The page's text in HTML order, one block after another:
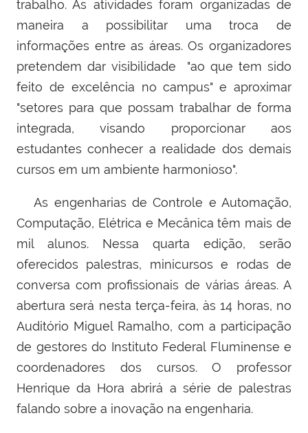
trabalho. As atividades foram organizadas de
maneira a possibilitar uma troca de
informações entre as áreas. Os organizadores
pretendem dar visibilidade "ao que tem sido
feito de excelência no campus" e aproximar
"setores para que possam trabalhar de forma
integrada, visando proporcionar aos
estudantes conhecer a realidade dos demais
cursos em um ambiente harmonioso".
As engenharias de Controle e Automação,
Computação, Elétrica e Mecânica têm mais de
mil alunos. Nessa quarta edição, serão
oferecidos palestras, minicursos e rodas de
conversa com profissionais de várias áreas. A
abertura será nesta terça-feira, às 14 horas, no
Auditório Miguel Ramalho, com a participação
de gestores do Instituto Federal Fluminense e
coordenadores dos cursos. O professor
Henrique da Hora abrirá a série de palestras
falando sobre a inovação na engenharia.